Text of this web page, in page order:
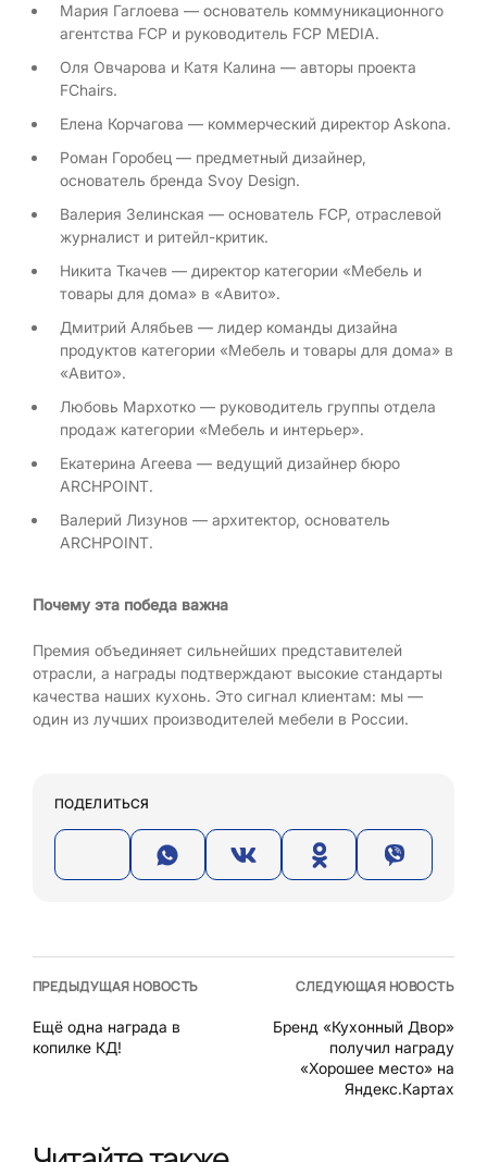
Мария Гаглоева — основатель коммуникационного
агентства FCP и руководитель FCP MEDIA.
Оля Овчарова и Катя Калина — авторы проекта
FChairs.
Елена Корчагова — коммерческий директор Askona.
Роман Горобец — предметный дизайнер,
основатель бренда Svoy Design.
Валерия Зелинская — основатель FCP, отраслевой
журналист и ритейл-критик.
Никита Ткачев — директор категории «Мебель и
товары для дома» в «Авито».
Дмитрий Алябьев — лидер команды дизайна
продуктов категории «Мебель и товары для дома» в
«Авито».
Любовь Мархотко — руководитель группы отдела
продаж категории «Мебель и интерьер».
Екатерина Агеева — ведущий дизайнер бюро
ARCHPOINT.
Валерий Лизунов — архитектор, основатель
ARCHPOINT.
Почему эта победа важна
Премия объединяет сильнейших представителей
отрасли, а награды подтверждают высокие стандарты
качества наших кухонь. Это сигнал клиентам: мы —
один из лучших производителей мебели в России.
ПОДЕЛИТЬСЯ
ПРЕДЫДУЩАЯ НОВОСТЬ
Ещё одна награда в
копилке КД!
СЛЕДУЮЩАЯ НОВОСТЬ
Бренд «Кухонный Двор»
получил награду
«Хорошее место» на
Яндекс.Картах